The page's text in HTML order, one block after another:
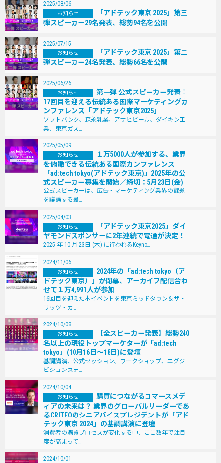
2025/08/06
お知らせ
「アドテック東京 2025」第三
弾スピーカー29名発表、総勢94名を公開
2025/07/15
お知らせ
「アドテック東京 2025」第二
弾スピーカー24名発表、総勢66名を公開
2025/06/26
お知らせ
第一弾 公式スピーカー発表！
17回目を迎える伝統ある国際マーケティングカ
ンファレンス「アドテック東京2025」
ソフトバンク、森永乳業、アサヒビール、ダイキン工
業、東京ガス…
2025/05/09
お知らせ
１万5000人が参加する、業界
を俯瞰できる伝統ある国際カンファレンス
「ad:tech tokyo(アドテック東京)」2025年の公
式スピーカー募集を開始／締切：5月23日(金)
公式スピーカーは、広告・マーケティング業界の課題
を議論する最…
2025/04/03
お知らせ
「アドテック東京2025」ダイ
ヤモンドスポンサーに2年連続で電通が決定！
2025 年 10 月 23日 (木) に行われるKeyno…
2024/11/06
お知らせ
2024年の「ad:tech tokyo（ア
ドテック東京）」が閉幕、アーカイブ配信合わ
せて１万4,991人が参加
16回目を迎えた本イベントを東京ミッドタウン＆ザ・
リッツ・カ…
2024/10/08
お知らせ
【全スピーカー発表】総勢240
名以上の現役トップマーケターが「ad:tech
tokyo」(10月16日～18日)に登壇
基調講演、公式セッション、ワークショップ、エグジ
ビションステ…
2024/10/04
お知らせ
購買につながるコマースメデ
ィアの未来は？ 業界のグローバルリーダーであ
るCRITEOのシニアバイスプレジデントが「アド
テック東京 2024」の基調講演に登壇
消費者の購買プロセスが変化する中、ここ数年で注目
度が高まって…
2024/10/01